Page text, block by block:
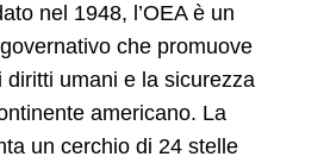
nel 1948, l’OEA è un
che promuove
diritti umani e la sicurezza
americano. La
un cerchio di 24 stelle